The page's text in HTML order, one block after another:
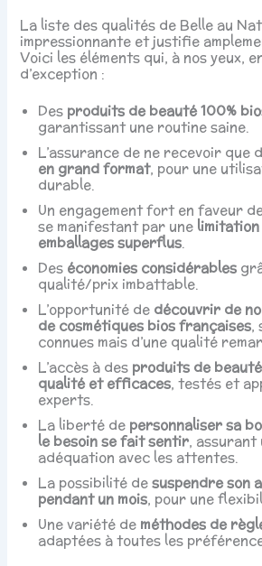
La liste des qualités de Belle au
impressionnante et justifie
Voici les éléments qui, à nos yeux,
d’exception :
Des produits de beauté 100%
garantissant une routine saine.
L’assurance de ne recevoir que
en grand format, pour une
durable.
Un engagement fort en faveur
se manifestant par une
emballages superflus.
Des économies considérables
qualité/prix imbattable.
L’opportunité de découvrir de
de cosmétiques bios françaises,
connues mais d’une qualité
L’accès à des produits de
qualité et efficaces, testés et
experts.
La liberté de personnaliser sa
le besoin se fait sentir,
adéquation avec les attentes.
La possibilité desuspendre son
pendant un mois, pour une
Une variété de méthodes de
adaptées à toutes les